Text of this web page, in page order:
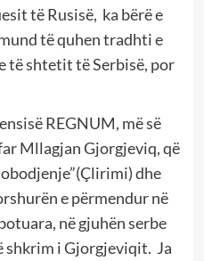
të Rusisë, ka bërë e
të quhen tradhti e
të shtetit të Serbisë, por
REGNUM, më së
Mllagjan Gjorgjeviq, që
dhe
e përmendur në
në gjuhën serbe
shkrim i Gjorgjeviqit. Ja